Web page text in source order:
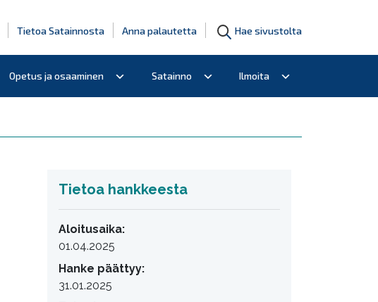
Tietoa Satainnosta Anna palautetta Hae sivustolta
Opetus ja osaaminen Satainno Ilmoita
Tietoa hankkeesta
Aloitusaika:
01.04.2025
Hanke päättyy:
31.01.2025